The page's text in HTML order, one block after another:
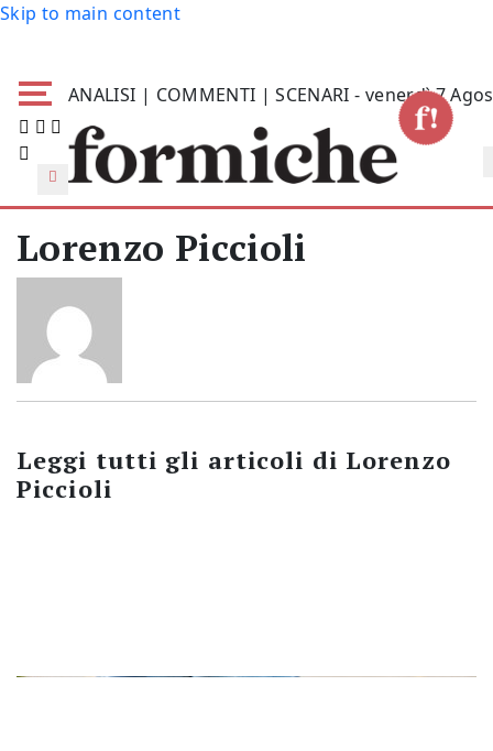
Skip to main content
ANALISI | COMMENTI | SCENARI - venerdì 7
Lorenzo Piccioli
Leggi tutti gli articoli di Lorenzo
Piccioli